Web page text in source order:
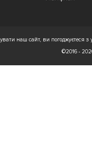
наш сайт, ви погоджуєтеся з
©2016 -